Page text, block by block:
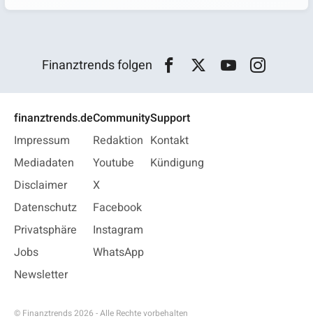
Finanztrends folgen
finanztrends.de
Impressum
Mediadaten
Disclaimer
Datenschutz
Privatsphäre
Jobs
Newsletter
Community
Redaktion
Youtube
X
Facebook
Instagram
WhatsApp
Support
Kontakt
Kündigung
© Finanztrends 2026 - Alle Rechte vorbehalten